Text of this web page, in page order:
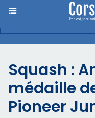
Squash :
médaille
Pioneer